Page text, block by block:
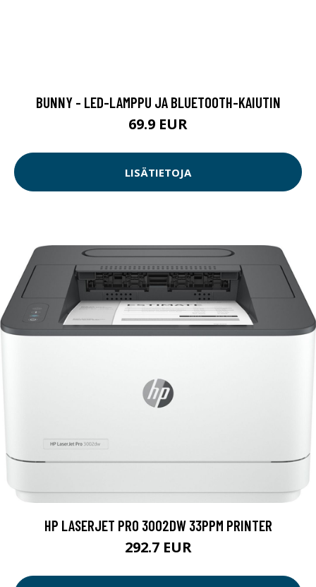
BUNNY - LED-LAMPPU JA BLUETOOTH-KAIUTIN
69.9 EUR
LISÄTIETOJA
HP LASERJET PRO 3002DW 33PPM PRINTER
292.7 EUR